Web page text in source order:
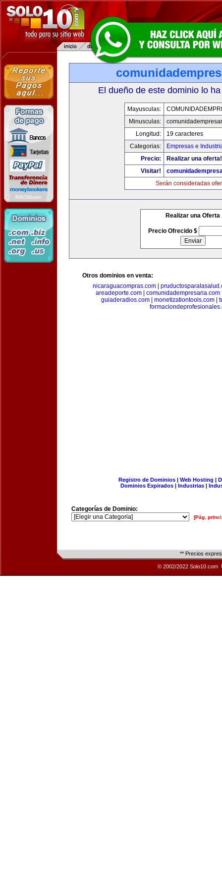
El dueño de este dominio lo
Mayusculas:
Minusculas:
Longitud:
19 caracteres
Categorias:
Empresas e
Precio:
Realizar una oferta!
Visitar!
Serán consideradas
Realizar una Oferta
Precio Ofrecido $
Otros dominios en venta:
nicaraguacompras.com
areadeporte.com| comunidadempresaria.com
guiaderadios.com| monetizationtools.com|
Registro de Dominios| Web Hosting |
Dominios Expirados | Industrias |
Categorías de Dominio:
[Pág.
** Precios
© 2002/2022 Solo10.com